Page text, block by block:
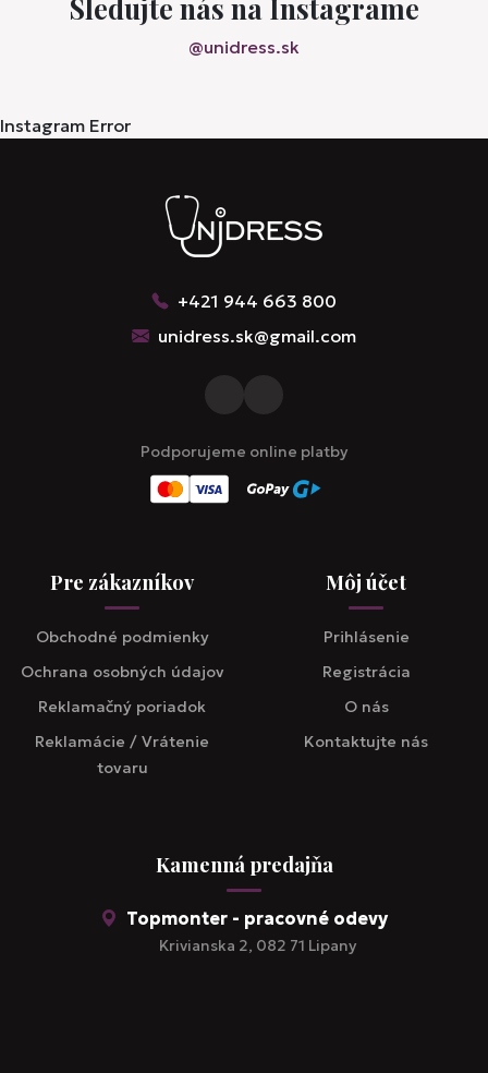
Sledujte nás na Instagrame
@unidress.sk
Instagram Error
+421 944 663 800
unidress.sk@gmail.com
Podporujeme online platby
Pre zákazníkov
Obchodné podmienky
Ochrana osobných údajov
Reklamačný poriadok
Reklamácie / Vrátenie
tovaru
Môj účet
Prihlásenie
Registrácia
O nás
Kontaktujte nás
Kamenná predajňa
Topmonter - pracovné odevy
Krivianska 2, 082 71 Lipany